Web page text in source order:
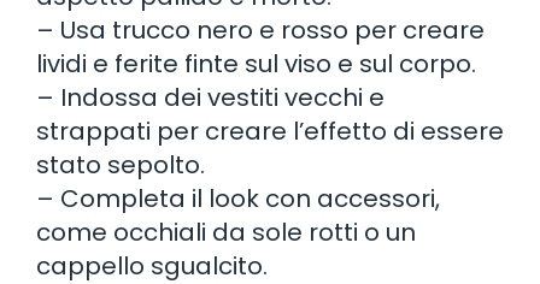
– Usa trucco nero e rosso per creare
lividi e ferite finte sul viso e sul corpo.
– Indossa dei vestiti vecchi e
strappati per creare l’effetto di essere
stato sepolto.
– Completa il look con accessori,
come occhiali da sole rotti o un
cappello sgualcito.